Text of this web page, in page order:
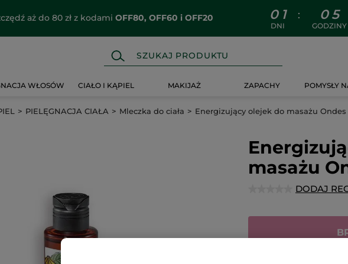
aż do 80 zł z kodami OFF80, OFF60 i OFF20 0 1
DNI
: 0 5
GODZINY
WŁOSÓW CIAŁO I KĄPIEL MAKIJAŻ ZAPACHY POMYSŁY
PIELĘGNACJA CIAŁA Mleczka do ciała Energizujący olejek do masażu Ondes
masażu
DODAJ